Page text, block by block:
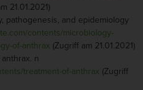
21.01.2021)
pathogenesis, and epidemiology
contents/microbiology-
of-anthrax (Zugriff am 21.01.2021)
n
treatment-of-anthrax (Zugriff